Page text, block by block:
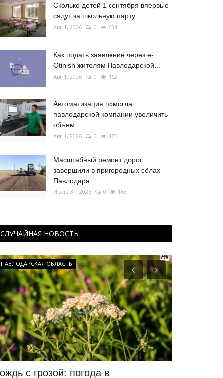
Сколько детей 1 сентября впервые
сядут за школьную парту...
Авг 1, 2026 0 634
Как подать заявление через e-
Otinish жителям Павлодарской...
Авг 1, 2026 0 162
Автоматизация помогла
павлодарской компании увеличить
объем...
Авг 1, 2026 0 175
Масштабный ремонт дорог
завершили в пригородных сёлах
Павлодара
Июль 31, 2026 0 163
СЛУЧАЙНАЯ НОВОСТЬ
ПАВЛОДАРСКАЯ ОБЛАСТЬ
с грозой: погода в